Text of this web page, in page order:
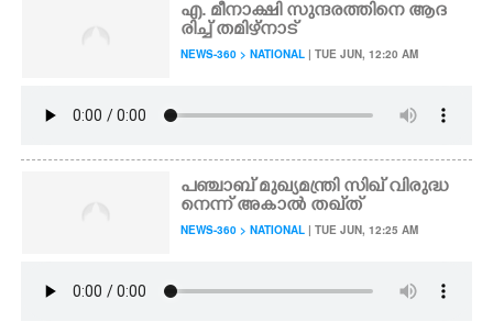
എ. മീനാക്ഷി സുന്ദരത്തിനെ ആദ
രിച്ച് തമിഴ്നാട്
NEWS-360 > NATIONAL | TUE JUN, 12:20 AM
പഞ്ചാബ് മുഖ്യമന്ത്രി സിഖ് വിരുദ്ധ
നെന്ന് അകാൽ തഖ്‌ത്
NEWS-360 > NATIONAL | TUE JUN, 12:25 AM